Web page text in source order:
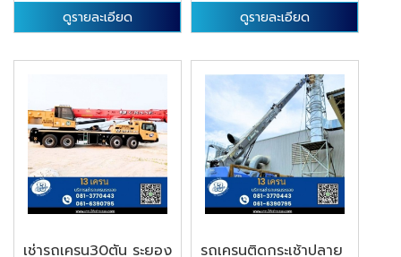
ดูรายละเอียด ดูรายละเอียด
เช่ารถเครน30ตัน ระยอง
รถเครนติดกระเช้าปลาย